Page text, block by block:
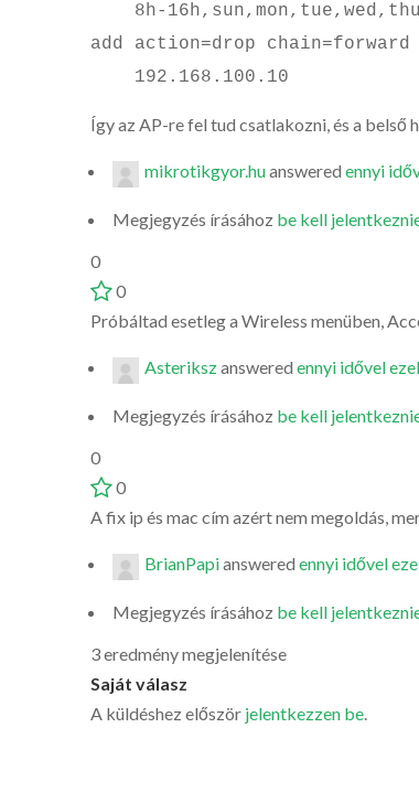
8h-
add action=drop
192.168.100.10
Így az AP-re fel tud csatlakozni, és a
mikrotikgyor.huanswered ennyi
Megjegyzés írásához be kell
0
0
Próbáltad esetleg a Wireless menüben,
Asterikszanswered ennyi idővel
Megjegyzés írásához be kell
0
0
A fix ip és mac cím azért nem megoldás,
BrianPapianswered ennyi idővel
Megjegyzés írásához be kell
3 eredmény megjelenítése
Saját válasz
A küldéshez először jelentkezzen be.